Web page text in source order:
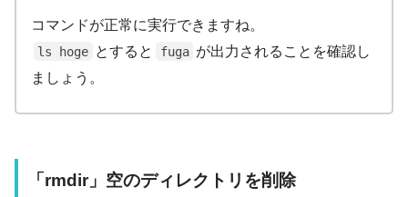
コマンドが正常に実行できますね。
ls hoge とすると fuga が出力されることを確認し
ましょう。
「rmdir」空のディレクトリを削除